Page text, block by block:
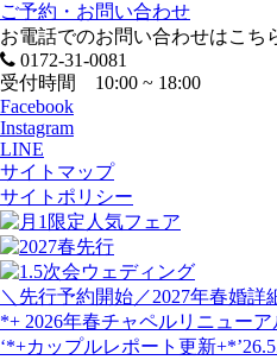
ご予約・お問い合わせ
お電話でのお問い合わせはこち
0172-31-0081
受付時間 10:00 ~ 18:00
Facebook
Instagram
LINE
サイトマップ
サイトポリシー
＼先行予約開始／2027年春婚詳
*+ 2026年春チャペルリニューア
‘*+カップルレポート更新